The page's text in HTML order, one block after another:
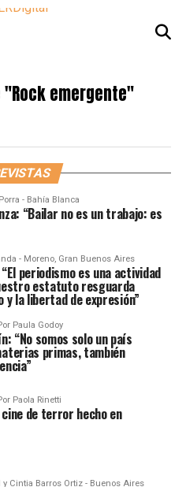
"Rock emergente"
- Bahía Blanca
“Bailar no es un trabajo: es
- Moreno, Gran Buenos Aires
periodismo es una actividad
estatuto resguarda
la libertad de expresión”
Paula Godoy
“No somos solo un país
primas, también
Paola Rinetti
cine de terror hecho en
y Cintia Barros Ortiz - Buenos Aires